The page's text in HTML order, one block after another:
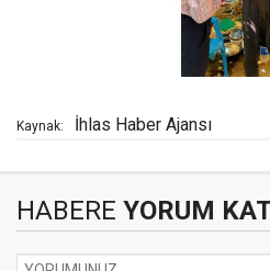
Kaynak: İhlas Haber Ajansı
HABERE YORUM